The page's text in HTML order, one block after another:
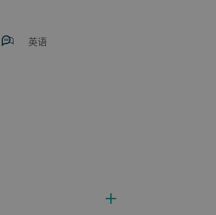
英语